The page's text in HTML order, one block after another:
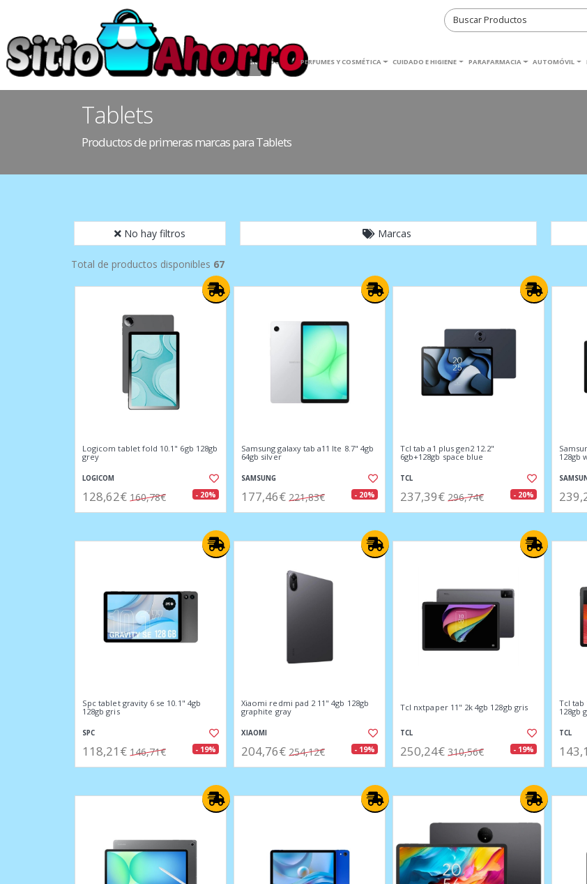
INICIO HOGAR PERFUMES Y COSMÉTICA CUIDADO E HIGIENE PARAFARMACIA AUTOMÓVIL
Tablets
Productos de primeras marcas para Tablets
No hay filtros Marcas
Total de productos disponibles 67
Logicom tablet fold 10.1" 6gb 128gb
grey
LOGICOM
128,62€ 160,78€ - 20%
Samsung galaxy tab a11 lte 8.7" 4gb
64gb silver
SAMSUNG
177,46€ 221,83€ - 20%
Tcl tab a1 plus gen2 12.2"
6gb+128gb space blue
TCL
237,39€ 296,74€ - 20%
128gb
Spc tablet gravity 6 se 10.1" 4gb
128gb gris
SPC
118,21€ 146,71€ - 19%
Xiaomi redmi pad 2 11" 4gb 128gb
graphite gray
XIAOMI
204,76€ 254,12€ - 19%
Tcl nxtpaper 11" 2k 4gb 128gb gris
TCL
250,24€ 310,56€ - 19%
Tcl tab
128gb
TCL